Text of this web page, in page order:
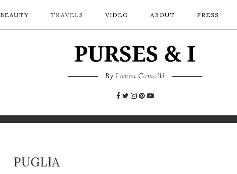
BEAUTY TRAVELS VIDEO ABOUT PRESS
By Laura Comolli
PUGLIA